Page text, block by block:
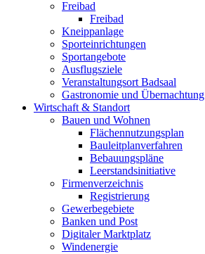
Freibad
Freibad
Kneippanlage
Sporteinrichtungen
Sportangebote
Ausflugsziele
Veranstaltungsort Badsaal
Gastronomie und Übernachtung
Wirtschaft & Standort
Bauen und Wohnen
Flächennutzungsplan
Bauleitplanverfahren
Bebauungspläne
Leerstandsinitiative
Firmenverzeichnis
Registrierung
Gewerbegebiete
Banken und Post
Digitaler Marktplatz
Windenergie